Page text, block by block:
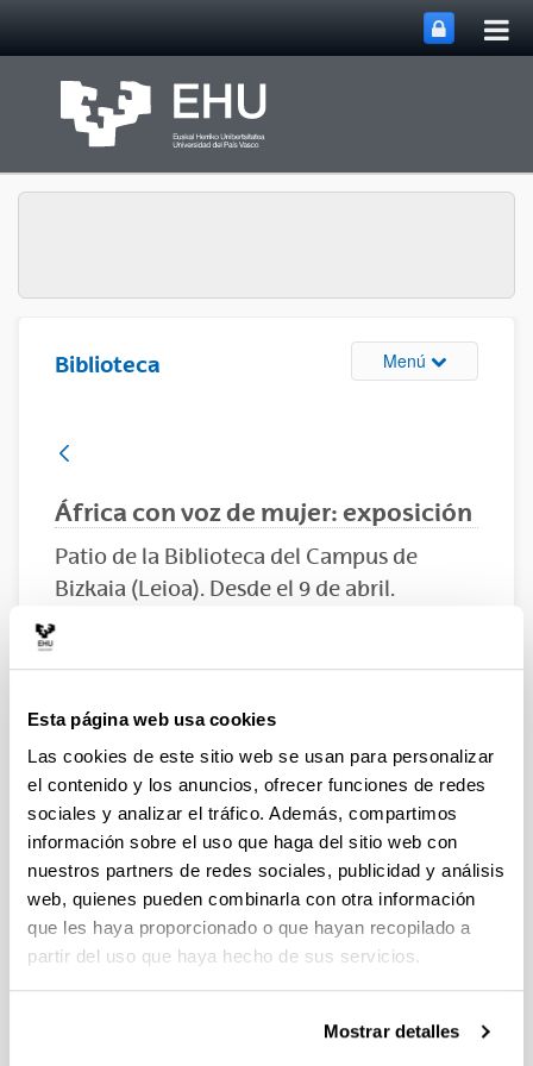
Esta página web usa cookies
Las cookies de este sitio web se usan para personalizar
el contenido y los anuncios, ofrecer funciones de redes
sociales y analizar el tráfico. Además, compartimos
información sobre el uso que haga del sitio web con
nuestros partners de redes sociales, publicidad y análisis
web, quienes pueden combinarla con otra información
que les haya proporcionado o que hayan recopilado a
partir del uso que haya hecho de sus servicios.
Mostrar detalles
Biblioteca Menú Abrir/cerrar
África con voz de mujer: exposición
Patio de la Biblioteca del Campus de
Bizkaia (Leioa). Desde el 9 de abril.
15/04/2024
Compartir en Facebook - (Abre una nueva ventana)
Compartir en Bluesky - (Abre una nueva ventana)
Compartir en Linkedin - (Abre una nueva
Compartir en Whatsapp - (Abre
Compartir en Telegram -
Enviar por correo
Copiar